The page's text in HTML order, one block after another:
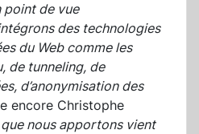
point de vue
des technologies
du Web comme les
de tunneling, de
d’anonymisation des
encore Christophe
que nous apportons vient